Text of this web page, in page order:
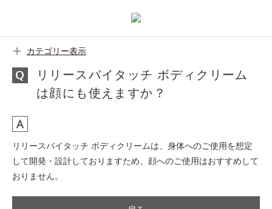
カテゴリー表示
リリースバイタッチ ボディクリーム
は顔にも使えますか？
リリースバイタッチ ボディクリームは、身体へのご使用を想定
して開発・設計しておりますため、顔へのご使用はおすすめして
おりません。